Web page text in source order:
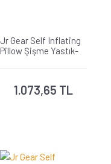
Jr Gear Self Inflating
Pillow Şişme Yastık-
1.073,65 TL